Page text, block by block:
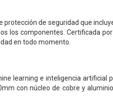
de seguridad que incluye
los componentes. Certificada
en todo momento.
learning e inteligencia artificial
con núcleo de cobre y